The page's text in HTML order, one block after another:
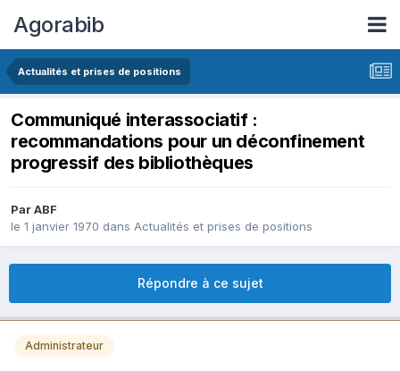
Agorabib
Actualités et prises de positions
Communiqué interassociatif :
recommandations pour un déconfinement
progressif des bibliothèques
Par ABF
le 1 janvier 1970 dans Actualités et prises de positions
Répondre à ce sujet
Administrateur